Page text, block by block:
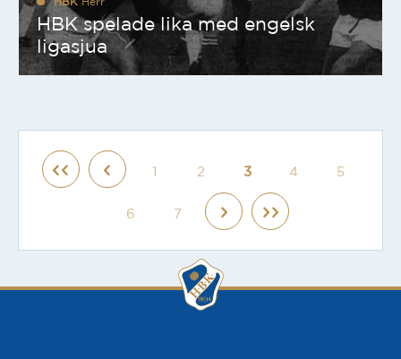
HBK spelade lika med engelsk
ligasjua
1 2 3 4 5
6 7